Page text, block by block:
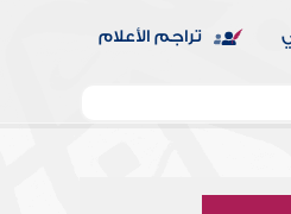
تراجم الأعلام